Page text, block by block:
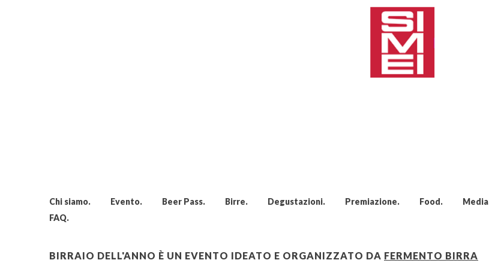
Chi siamo Evento Beer Pass Birre Degustazioni Premiazione Food
Media
FAQ
BIRRAIO DELL'ANNO È UN EVENTO IDEATO E ORGANIZZATO DA FERMENTO BIRRA